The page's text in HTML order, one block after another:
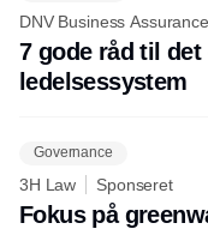
DNV Business
7 gode råd til det
ledelsessystem
Governance
3H Law Sponseret
Fokus på